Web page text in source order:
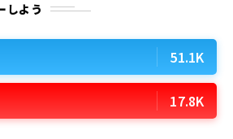
しよう
51.1K
17.8K